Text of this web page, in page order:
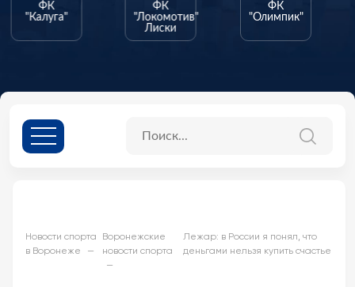
ФК
"Калуга"
ФК
"Локомотив"
Лиски
ФК
"Олимпик"
Новости спорта
в Воронеже
Воронежские
новости спорта
Лежар: в России я понял, что
деньгами нельзя купить счастье